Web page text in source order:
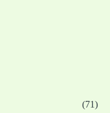
(71)